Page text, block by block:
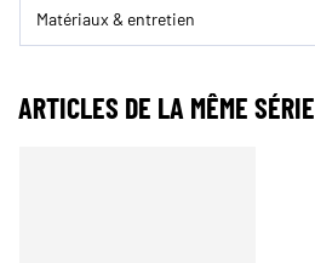
Matériaux & entretien
ARTICLES DE LA MÊME SÉRIE